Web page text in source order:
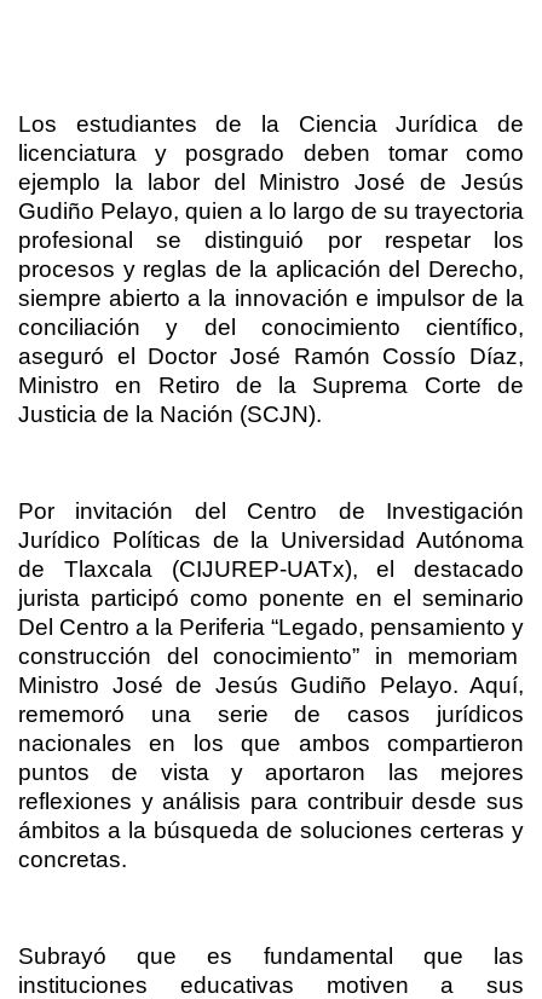
Los estudiantes de la Ciencia Jurídica de
licenciatura y posgrado deben tomar como
ejemplo la labor del Ministro José de Jesús
Gudiño Pelayo, quien a lo largo de su trayectoria
profesional se distinguió por respetar los
procesos y reglas de la aplicación del Derecho,
siempre abierto a la innovación e impulsor de la
conciliación y del conocimiento científico,
aseguró el Doctor José Ramón Cossío Díaz,
Ministro en Retiro de la Suprema Corte de
Justicia de la Nación (SCJN).
Por invitación del Centro de Investigación
Jurídico Políticas de la Universidad Autónoma
de Tlaxcala (CIJUREP-UATx), el destacado
jurista participó como ponente en el seminario
Del Centro a la Periferia “Legado, pensamiento y
construcción del conocimiento” in memoriam
Ministro José de Jesús Gudiño Pelayo. Aquí,
rememoró una serie de casos jurídicos
nacionales en los que ambos compartieron
puntos de vista y aportaron las mejores
reflexiones y análisis para contribuir desde sus
ámbitos a la búsqueda de soluciones certeras y
concretas.
Subrayó que es fundamental que las
instituciones educativas motiven a sus